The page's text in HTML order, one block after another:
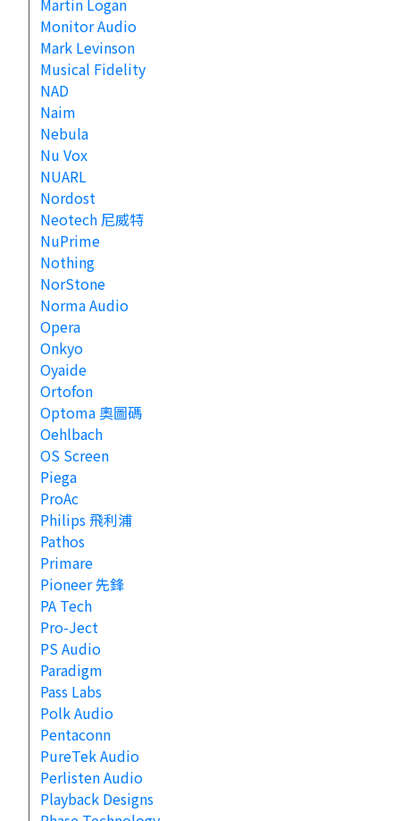
Martin Logan
Monitor Audio
Mark Levinson
Musical Fidelity
NAD
Naim
Nebula
Nu Vox
NUARL
Nordost
Neotech 尼威特
NuPrime
Nothing
NorStone
Norma Audio
Opera
Onkyo
Oyaide
Ortofon
Optoma 奧圖碼
Oehlbach
OS Screen
Piega
ProAc
Philips 飛利浦
Pathos
Primare
Pioneer 先鋒
PA Tech
Pro-Ject
PS Audio
Paradigm
Pass Labs
Polk Audio
Pentaconn
PureTek Audio
Perlisten Audio
Playback Designs